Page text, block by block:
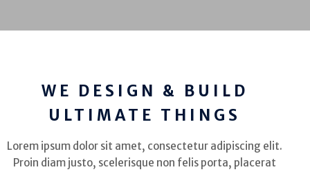
WE DESIGN & BUILD
ULTIMATE THINGS
Lorem ipsum dolor sit amet, consectetur adipiscing elit.
Proin diam justo, scelerisque non felis porta, placerat